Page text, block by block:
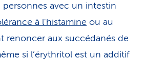
personnes avec un intestin
à l'histamine ou au
renoncer aux succédanés de
si l’érythritol est un additif